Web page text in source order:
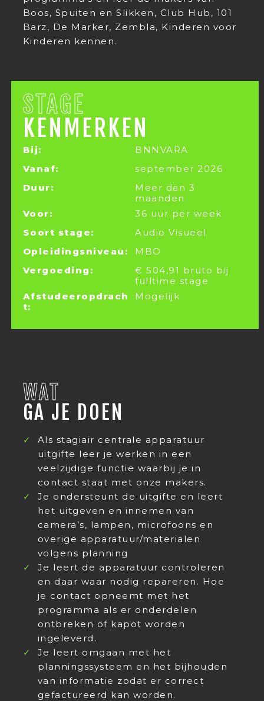
Boos, Spuiten en Slikken, Club Hub, 101
Barz, De Marker, Zembla, Kinderen voor
Kinderen kennen.
STAGE
KENMERKEN
Bij:
BNNVARA
Vanaf:
september 2026
Duur:
Meer dan 3
maanden
Voor:
36 uur per week
Soort stage:
Audio Visueel
Opleidingsniveau:
MBO
Vergoeding:
€ 504,91 bruto bij
fulltime stage
Afstudeeropdrach
t:
Mogelijk
WAT
GA JE DOEN
Als stagiair centrale apparatuur
uitgifte leer je werken in een
veelzijdige functie waarbij je in
contact staat met onze makers.
Je ondersteunt de uitgifte en leert
het uitgeven en innemen van
camera’s, lampen, microfoons en
overige apparatuur/materialen
volgens planning
Je leert de apparatuur controleren
en daar waar nodig repareren. Hoe
je contact opneemt met het
programma als er onderdelen
ontbreken of kapot worden
ingeleverd.
Je leert omgaan met het
planningssysteem en het bijhouden
van informatie zodat er correct
gefactureerd kan worden.